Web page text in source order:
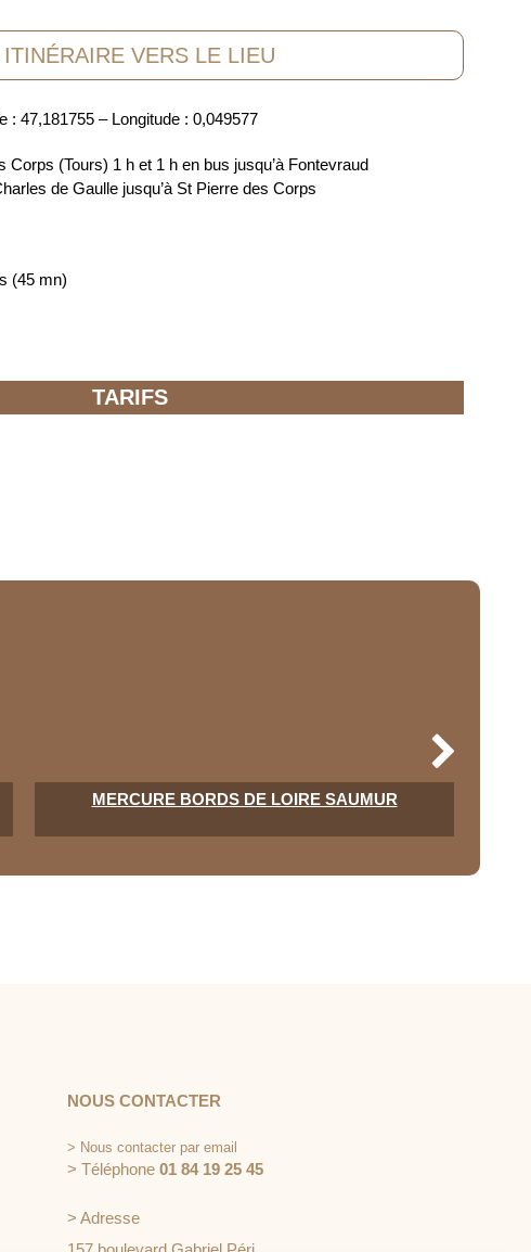
ITINÉRAIRE VERS LE LIEU
: 47,181755 – Longitude : 0,049577
Corps (Tours) 1 h et 1 h en bus jusqu’à Fontevraud
de Gaulle jusqu’à St Pierre des Corps
(45 mn)
TARIFS
MERCURE BORDS DE LOIRE SAUMUR
NOUS CONTACTER
> Nous contacter par email
> Téléphone 01 84 19 25 45
> Adresse